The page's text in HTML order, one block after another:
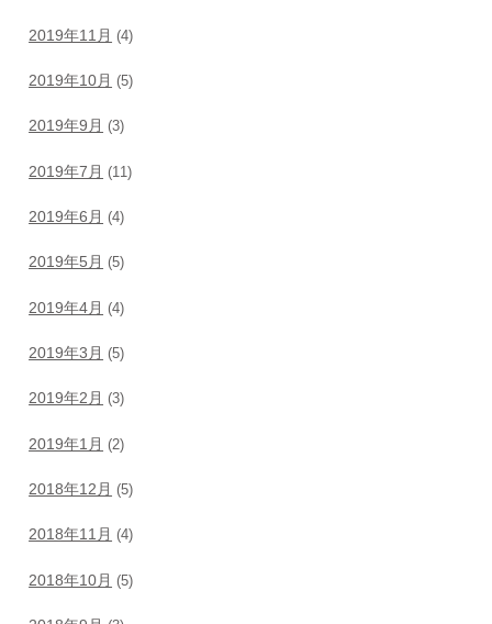
2019年11月 (4)
2019年10月 (5)
2019年9月 (3)
2019年7月 (11)
2019年6月 (4)
2019年5月 (5)
2019年4月 (4)
2019年3月 (5)
2019年2月 (3)
2019年1月 (2)
2018年12月 (5)
2018年11月 (4)
2018年10月 (5)